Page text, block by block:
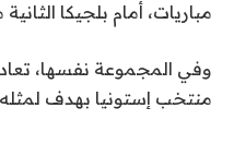
مباريات، أمام بلجيكا الثانية مع 4 نقاط من
وفي المجموعة نفسها،
منتخب إستونيا بهدف